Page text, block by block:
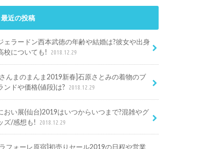
最近の投稿
ェラードン西本武徳の年齢や結婚は?彼女や出身
校についても!
2018.12.29
んまのまんま2019新春]石原さとみの着物のブ
ンドや価格(値段)は?
2018.12.29
おい展(仙台)2019はいつからいつまで?混雑やグ
ズ/感想も!
2018.12.29
フォーレ原宿]初売りセール2019の日程や営業